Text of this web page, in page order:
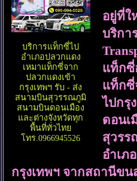
บริการแท็กซี่ไป
อำเภอปลวกแดง
เหมาแท็กซี่จาก
ปลวกแดงเข้า
กรุงเทพฯ รับ - ส่ง
สนามบินสุวรรณภูมิ
สนามบินดอนเมือง
และต่างจังหวัดทุก
พื้นที่ทั่วไทย
โทร.0966945526
อยู่ที่ใ
บริกา
แท็กซี่
แท็กซี่
ไปกรุ
ดอนเ
สุวรร
อำเภ
กรุงเทพฯ จากสถานีข